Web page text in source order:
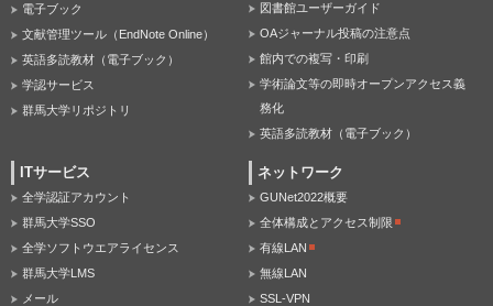
電子ブック
文献管理ツール（EndNote Online）
英語多読教材（電子ブック）
学認サービス
群馬大学リポジトリ
図書館ユーザーガイド
OAジャーナル投稿の注意点
館内での複写・印刷
学術論文等の即時オープンアクセス義
務化
英語多読教材（電子ブック）
ITサービス
全学認証アカウント
群馬大学SSO
全学ソフトウエアライセンス
群馬大学LMS
メール
ネットワーク
GUNet2022概要
全体構成とアクセス制限
有線LAN
無線LAN
SSL-VPN